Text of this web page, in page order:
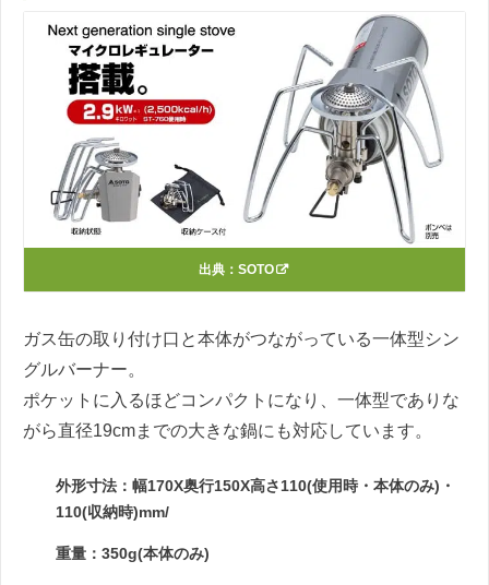
出典： SOTO
ガス缶の取り付け口と本体がつながっている一体型シン
グルバーナー。
ポケットに入るほどコンパクトになり、一体型でありな
がら直径19cmまでの大きな鍋にも対応しています。
外形寸法：幅170X奥行150X高さ110(使用時・本体のみ)・
110(収納時)mm/
重量：350g(本体のみ)